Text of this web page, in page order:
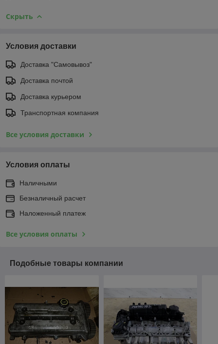
Скрыть
Условия доставки
Доставка "Самовывоз"
Доставка почтой
Доставка курьером
Транспортная компания
Все условия доставки
Условия оплаты
Наличными
Безналичный расчет
Наложенный платеж
Все условия оплаты
Подобные товары компании